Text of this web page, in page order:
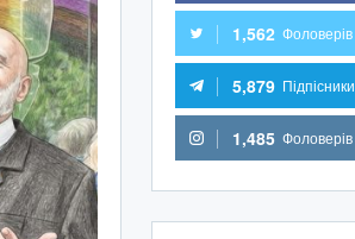
1,562 Фоловерів
5,879 Підпісники
1,485 Фоловерів